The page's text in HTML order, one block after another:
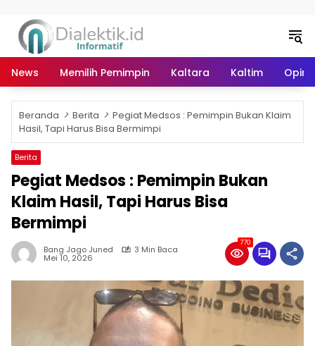
News Memilih Pemimpin Kaltara Kaltim Opini
Beranda Berita
Pegiat Medsos : Pemimpin Bukan Klaim
Hasil, Tapi Harus Bisa Bermimpi
Berita
Pegiat Medsos : Pemimpin Bukan
Klaim Hasil, Tapi Harus Bisa
Bermimpi
Bang Jago Juned 3 Min Baca
Mei 10, 2026
770